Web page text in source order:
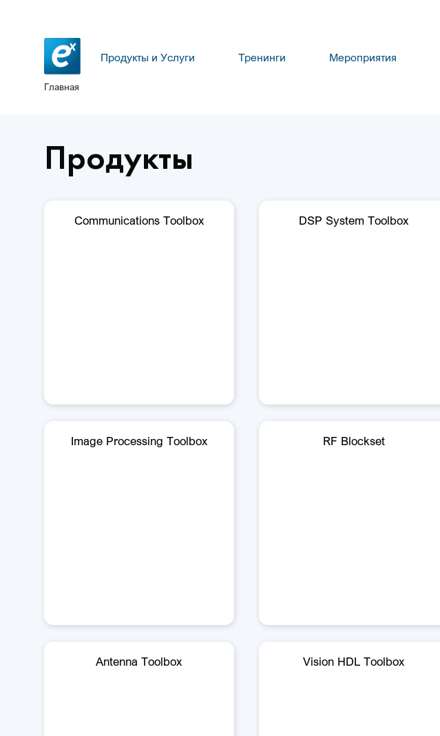
Продукты и Услуги Тренинги Мероприятия
Главная
Продукты
Communications Toolbox DSP System Toolbox
Image Processing Toolbox RF Blockset
Antenna Toolbox Vision HDL Toolbox